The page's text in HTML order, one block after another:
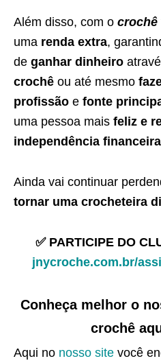
Além disso, com o crochê
uma renda extra,
de ganhar dinheiro
crochê ou até mesmo
profissão e fonte
uma pessoa mais feliz e
independência financeira
Ainda vai continuar
tornar uma crocheteira
✅ PARTICIPE DO
jnycroche.com.br/
Conheça melhor o
crochê
Aqui no nosso site você